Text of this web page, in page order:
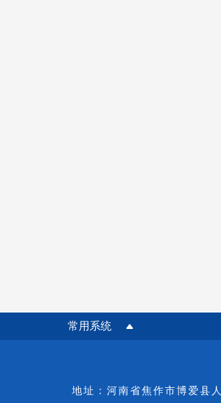
常用系统
地址：河南省焦作市博爱县